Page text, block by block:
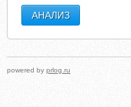
powered by prlog.ru